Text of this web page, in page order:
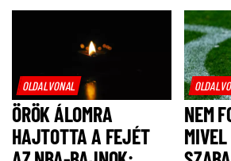
OLDALVONAL
ÖRÖK ÁLOMRA
HAJTOTTA A FEJÉT
NEM